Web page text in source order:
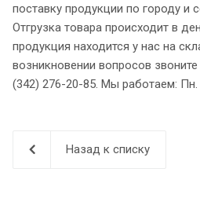
поставку продукции по городу и
Отгрузка товара происходит в
продукция находится у нас на
возникновении вопросов
(342) 276-20-85. Мы работаем: Пн.
Назад к списку